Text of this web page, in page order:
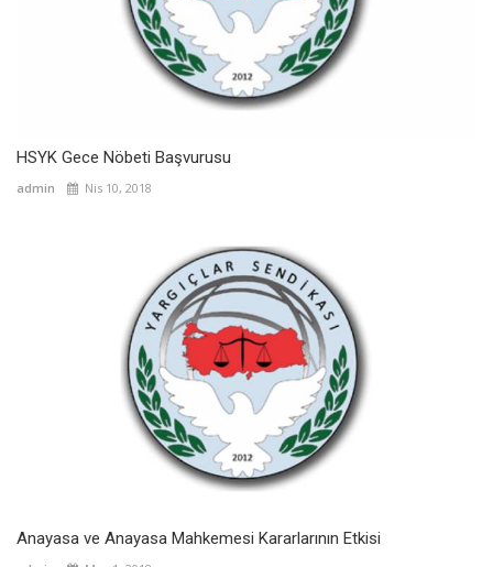
HSYK Gece Nöbeti Başvurusu
admin Nis 10, 2018
Anayasa ve Anayasa Mahkemesi Kararlarının Etkisi